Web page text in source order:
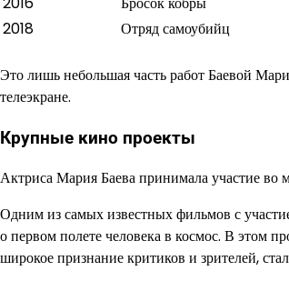
2018
Отряд самоубийц
Это лишь небольшая часть работ Баевой
телеэкране.
Крупные кино проекты
Актриса Мария Баева принимала участие во
Одним из самых известных фильмов с
о первом полете человека в космос. В этом
широкое признание критиков и зрителей,